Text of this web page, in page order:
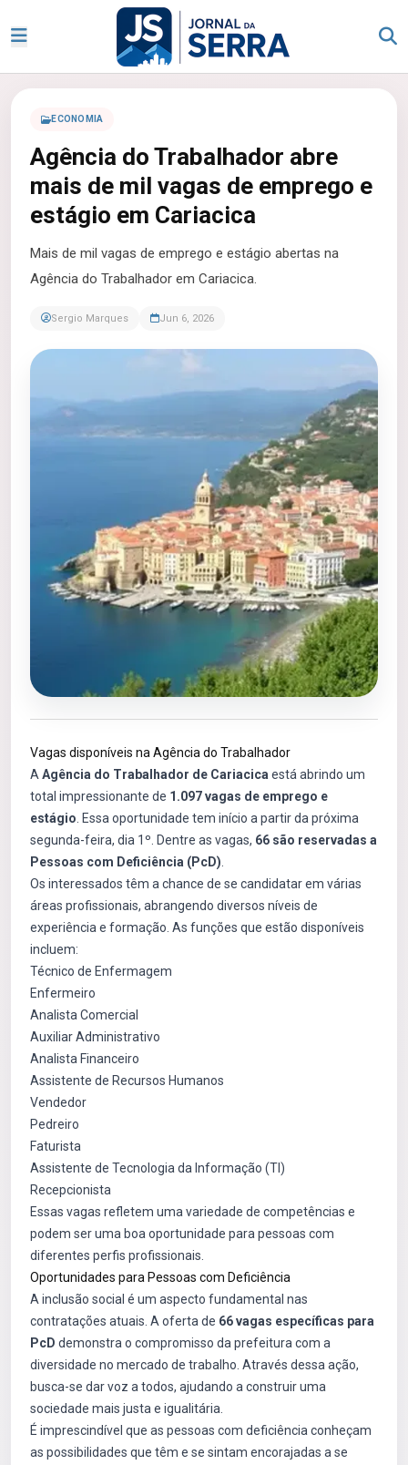
ECONOMIA
Agência do Trabalhador abre
mais de mil vagas de emprego e
estágio em Cariacica
Mais de mil vagas de emprego e estágio abertas na
Agência do Trabalhador em Cariacica.
Sergio Marques Jun 6, 2026
Vagas disponíveis na Agência do Trabalhador
A Agência do Trabalhador de Cariacica está abrindo um
total impressionante de 1.097 vagas de emprego e
estágio . Essa oportunidade tem início a partir da próxima
segunda-feira, dia 1º. Dentre as vagas, 66 são reservadas a
Pessoas com Deficiência (PcD)
Os interessados têm a chance de se candidatar em várias
áreas profissionais, abrangendo diversos níveis de
experiência e formação. As funções que estão disponíveis
incluem:
Técnico de Enfermagem
Enfermeiro
Analista Comercial
Auxiliar Administrativo
Analista Financeiro
Assistente de Recursos Humanos
Vendedor
Pedreiro
Faturista
Assistente de Tecnologia da Informação (TI)
Recepcionista
Essas vagas refletem uma variedade de competências e
podem ser uma boa oportunidade para pessoas com
diferentes perfis profissionais.
Oportunidades para Pessoas com Deficiência
A inclusão social é um aspecto fundamental nas
contratações atuais. A oferta de 66 vagas específicas para
PcD demonstra o compromisso da prefeitura com a
diversidade no mercado de trabalho. Através dessa ação,
busca-se dar voz a todos, ajudando a construir uma
sociedade mais justa e igualitária.
É imprescindível que as pessoas com deficiência conheçam
as possibilidades que têm e se sintam encorajadas a se